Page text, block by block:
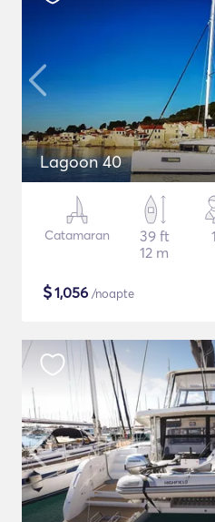
Lagoon 40
Catamaran
39 ft
12 m
$1,056 /noapte